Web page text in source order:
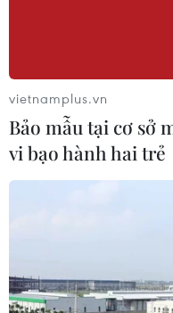
Đội tuyển Việt
tiêu 3 điểm, cảnh báo
ASEAN Cup 2026:
lực lượng trước trận
vietnamplus.vn
Bảo mẫu tại cơ sở
vi bạo hành hai trẻ